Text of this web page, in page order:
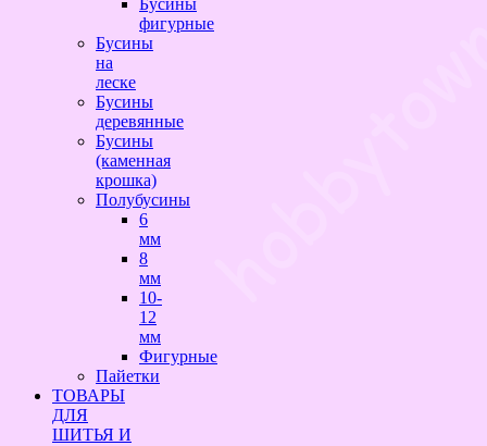
Бусины
фигурные
Бусины
на
леске
Бусины
деревянные
Бусины
(каменная
крошка)
Полубусины
6
мм
8
мм
10-
12
мм
Фигурные
Пайетки
ТОВАРЫ
ДЛЯ
ШИТЬЯ И